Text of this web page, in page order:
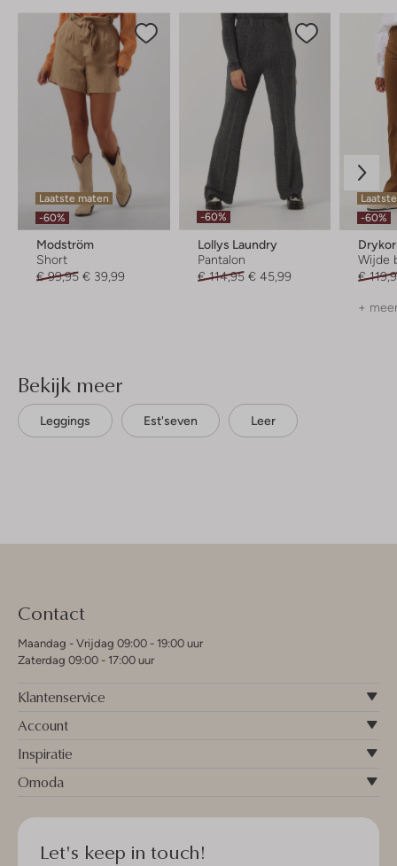
Laatste maten
-60%
Modström
Short
€ 99,95 € 39,99
-60%
Lollys Laundry
Pantalon
€ 114,95 € 45,99
-60%
Wijde
€
+
Bekijk meer
Leggings Est'seven Leer
Contact
Maandag - Vrijdag 09:00 - 19:00 uur
Zaterdag 09:00 - 17:00 uur
Klantenservice
Account
Inspiratie
Omoda
Let's keep in touch!